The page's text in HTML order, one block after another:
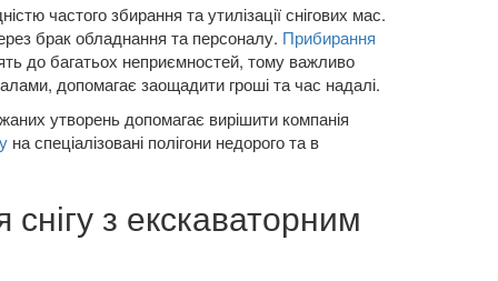
частого збирання та утилізації снігових мас.
брак обладнання та персоналу. Прибирання
до багатьох неприємностей, тому важливо
допомагає заощадити гроші та час надалі.
утворень допомагає вирішити компанія
на спеціалізовані полігони недорого та в
з екскаваторним